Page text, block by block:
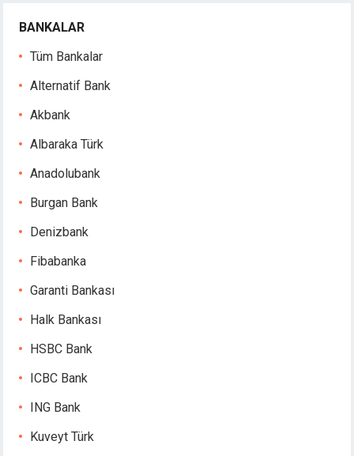
BANKALAR
Tüm Bankalar
Alternatif Bank
Akbank
Albaraka Türk
Anadolubank
Burgan Bank
Denizbank
Fibabanka
Garanti Bankası
Halk Bankası
HSBC Bank
ICBC Bank
ING Bank
Kuveyt Türk